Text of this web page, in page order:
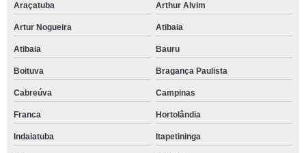
Araçatuba Arthur Alvim
Artur Nogueira Atibaia
Atibaia Bauru
Boituva Bragança Paulista
Cabreúva Campinas
Franca Hortolândia
Indaiatuba Itapetininga